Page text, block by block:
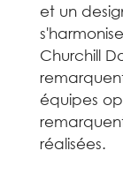
et un
Churchill
équipes
réalisées.